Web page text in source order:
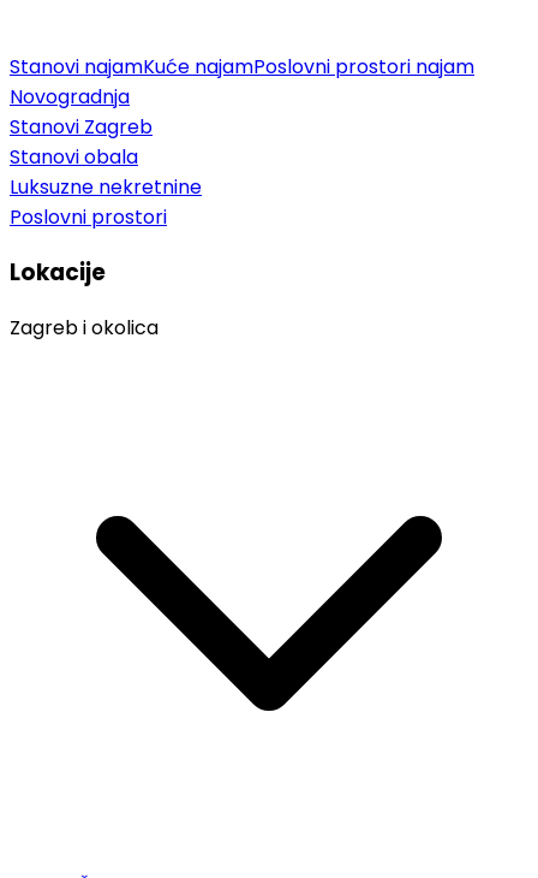
Stanovi najamKuće najamPoslovni prostori najam
Novogradnja
Stanovi Zagreb
Stanovi obala
Luksuzne nekretnine
Poslovni prostori
Lokacije
Zagreb i okolica